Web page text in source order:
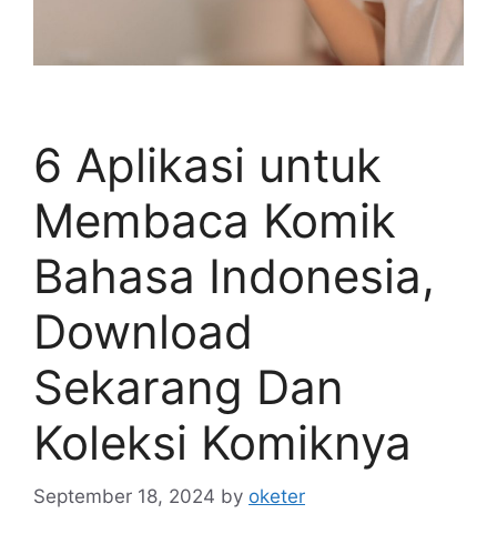
6 Aplikasi untuk
Membaca Komik
Bahasa Indonesia,
Download
Sekarang Dan
Koleksi Komiknya
September 18, 2024 by oketer